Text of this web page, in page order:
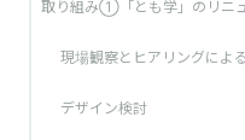
取り組み①「とも学」のリニ
現場観察とヒアリングによ
デザイン検討